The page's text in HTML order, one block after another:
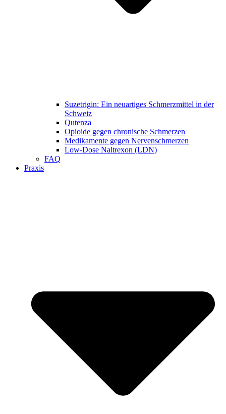
Suzetrigin: Ein neuartiges Schmerzmittel in der
Schweiz
Qutenza
Opioide gegen chronische Schmerzen
Medikamente gegen Nervenschmerzen
Low-Dose Naltrexon (LDN)
FAQ
Praxis